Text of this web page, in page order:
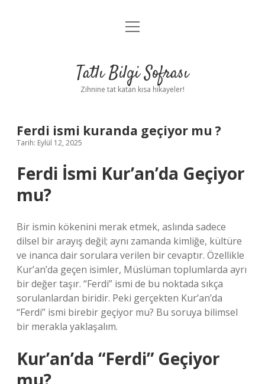
Anasayfa
Yasal Uyarı
menüyü
Tatlı Bilgi Sofrası
Zihnine tat katan kısa hikayeler!
Ferdi ismi kuranda geçiyor mu ?
Tarih: Eylül 12, 2025
Ferdi İsmi Kur’an’da Geçiyor
mu?
Bir ismin kökenini merak etmek, aslında sadece
dilsel bir arayış değil; aynı zamanda kimliğe, kültüre
ve inanca dair sorulara verilen bir cevaptır. Özellikle
Kur’an’da geçen isimler, Müslüman toplumlarda ayrı
bir değer taşır. “Ferdi” ismi de bu noktada sıkça
sorulanlardan biridir. Peki gerçekten Kur’an’da
“Ferdi” ismi birebir geçiyor mu? Bu soruya bilimsel
bir merakla yaklaşalım.
Kur’an’da “Ferdi” Geçiyor